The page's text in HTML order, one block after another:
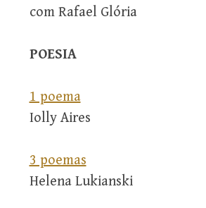
com Rafael Glória
POESIA
1 poema
Iolly Aires
3 poemas
Helena Lukianski